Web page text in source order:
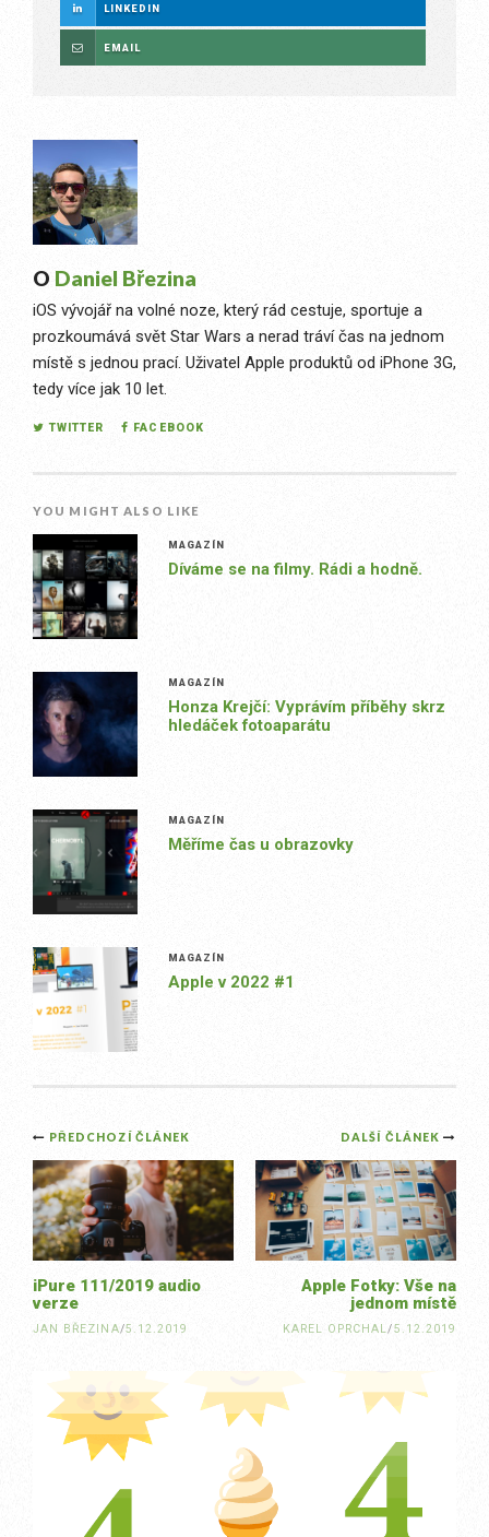
LINKEDIN
EMAIL
O Daniel Březina
iOS vývojář na volné noze, který rád cestuje, sportuje a
prozkoumává svět Star Wars a nerad tráví čas na jednom
místě s jednou prací. Uživatel Apple produktů od iPhone 3G,
tedy více jak 10 let.
TWITTER FACEBOOK
YOU MIGHT ALSO LIKE
MAGAZÍN
Díváme se na filmy. Rádi a hodně.
MAGAZÍN
Honza Krejčí: Vyprávím příběhy skrz
hledáček fotoaparátu
MAGAZÍN
Měříme čas u obrazovky
MAGAZÍN
Apple v 2022 #1
Post
navigation
DALŠÍ ČLÁNEK
Apple Fotky: Vše na
jednom místě
KAREL OPRCHAL/5.12.2019
PŘEDCHOZÍ ČLÁNEK
iPure 111/2019 audio
verze
JAN BŘEZINA/5.12.2019